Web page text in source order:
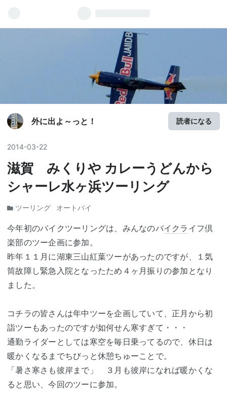
外に出よ～っと！ 読者になる
2014-03-22
滋賀 みくりや カレーうどんから
シャーレ水ヶ浜ツーリング
ツーリング オートバイ
今年初のバイクツーリングは、みんなのバイクラ イフ倶
楽部のツー企画に参加。
昨年１１月に湖東三山紅葉ツーがあったのですが、１気
筒故障し緊急入院となったため４ヶ月振りの参加となり
ました。
コチラの皆さんは年中ツーを企画していて、正月から初
詣ツーもあったのですが如何せん寒すぎて・・・
通勤ライダーとしては寒空を毎日乗ってるので、休日は
暖かくなるまでちびっと休憩ちゅーことで。
「暑さ寒さも彼岸まで」 ３月も彼岸になれば暖かくな
ると思い、今回のツーに参加。